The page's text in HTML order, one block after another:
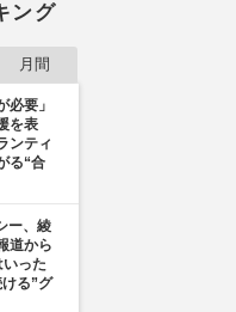
ング
月間
必要」
を表
ンティ
る“合
ー、綾
道から
った
る”グ